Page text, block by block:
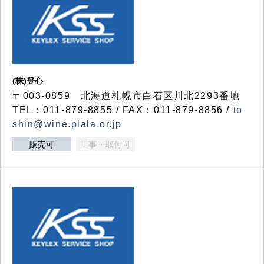
(株)登心
〒003-0859 北海道札幌市白石区川北2293番地
TEL：011-879-8855 / FAX：011-879-8856 / to
shin@wine.plala.or.jp
販売可 工事・取付可